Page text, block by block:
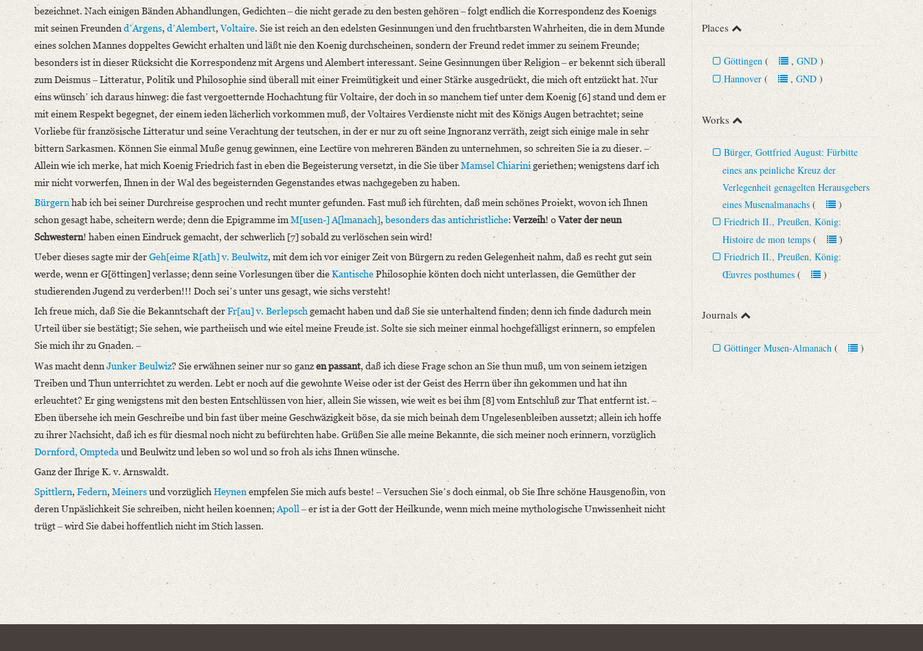
bezeichnet. Nach einigen Bänden Abhandlungen, Gedichten ‒ die nicht gerade zu den besten gehören ‒ folgt endlich die Korrespondenz des Koenigs
mit seinen Freunden dʼArgens, dʼAlembert,Voltaire. Sie ist reich an den edelsten Gesinnungen und den fruchtbarsten Wahrheiten, die in dem Munde
eines solchen Mannes doppeltes Gewicht erhalten und läßt nie den Koenig durchscheinen, sondern der Freund redet immer zu seinem Freunde;
besonders ist in dieser Rücksicht die Korrespondenz mit Argens und Alembert interessant. Seine Gesinnungen über Religion ‒ er bekennt sich überall
zum Deismus ‒ Litteratur, Politik und Philosophie sind überall mit einer Freimütigkeit und einer Stärke ausgedrückt, die mich oft entzückt hat. Nur
eins wünschʼ ich daraus hinweg: die fast vergoetternde Hochachtung für Voltaire, der doch in so manchem tief unter dem Koenig [6] stand und dem er
mit einem Respekt begegnet, der einem ieden lächerlich vorkommen muß, der Voltaires Verdienste nicht mit des Königs Augen betrachtet; seine
Vorliebe für französische Litteratur und seine Verachtung der teutschen, in der er nur zu oft seine Ingnoranz verräth, zeigt sich einige male in sehr
bittern Sarkasmen. Können Sie einmal Muße genug gewinnen, eine Lectüre von mehreren Bänden zu unternehmen, so schreiten Sie ia zu dieser. ‒
Allein wie ich merke, hat mich Koenig Friedrich fast in eben die Begeisterung versetzt, in die Sie überMamsel Chiarini geriethen; wenigstens darf ich
mir nicht vorwerfen, Ihnen in der Wal des begeisternden Gegenstandes etwas nachgegeben zu haben.
Bürgernhab ich bei seiner Durchreise gesprochen und recht munter gefunden. Fast muß ich fürchten, daß mein schönes Proiekt, wovon ich Ihnen
schon gesagt habe, scheitern werde; denn die Epigramme imM[usen-] A[lmanach],besonders das antichristliche:Verzeih! oVater der neun
Schwestern! haben einen Eindruck gemacht, der schwerlich [7] sobald zu verlöschen sein wird!
Ueber dieses sagte mir derGeh[eime R[ath] v. Beulwitz, mit dem ich vor einiger Zeit von Bürgern zu reden Gelegenheit nahm, daß es recht gut sein
werde, wenn er G[öttingen] verlasse; denn seine Vorlesungen über dieKantischePhilosophie könten doch nicht unterlassen, die Gemüther der
studierenden Jugend zu verderben!!! Doch seiʼs unter uns gesagt, wie sichs versteht!
Ich freue mich, daß Sie die Bekanntschaft derFr[au] v. Berlepschgemacht haben und daß Sie sie unterhaltend finden; denn ich finde dadurch mein
Urteil über sie bestätigt; Sie sehen, wie partheiisch und wie eitel meine Freude ist. Solte sie sich meiner einmal hochgefälligst erinnern, so empfelen
Sie mich ihr zu Gnaden. ‒
Was macht dennJunker Beulwiz? Sie erwähnen seiner nur so ganzen passant, daß ich diese Frage schon an Sie thun muß, um von seinem ietzigen
Treiben und Thun unterrichtet zu werden. Lebt er noch auf die gewohnte Weise oder ist der Geist des Herrn über ihn gekommen und hat ihn
erleuchtet? Er ging wenigstens mit den besten Entschlüssen von hier, allein Sie wissen, wie weit es bei ihm [8] vom Entschluß zur That entfernt ist. ‒
Eben übersehe ich mein Geschreibe und bin fast über meine Geschwäzigkeit böse, da sie mich beinah dem Ungelesenbleiben aussetzt; allein ich hoffe
zu ihrer Nachsicht, daß ich es für diesmal noch nicht zu befürchten habe. Grüßen Sie alle meine Bekannte, die sich meiner noch erinnern, vorzüglich
Dornford, Ompteda und Beulwitz und leben so wol und so froh als ichs Ihnen wünsche.
Ganz der Ihrige K. v. Arnswaldt.
Spittlern, Federn, Meinersund vorzüglich Heynenempfelen Sie mich aufs beste! ‒ Versuchen Sieʼs doch einmal, ob Sie Ihre schöne Hausgenoßin, von
deren Unpäslichkeit Sie schreiben, nicht heilen koennen; Apoll ‒ er ist ia der Gott der Heilkunde, wenn mich meine mythologische Unwissenheit nicht
trügt ‒ wird Sie dabei hoffentlich nicht im Stich lassen.
Places
Göttingen (, GND)
Hannover (, GND)
Works
Bürger, Gottfried August: Fürbitte
eines ans peinliche Kreuz der
Verlegenheit genagelten Herausgebers
eines Musenalmanachs ()
Friedrich II., Preußen, König:
Histoire de mon temps ()
Friedrich II., Preußen, König:
Œuvres posthumes ()
Journals
Göttinger Musen-Almanach ()